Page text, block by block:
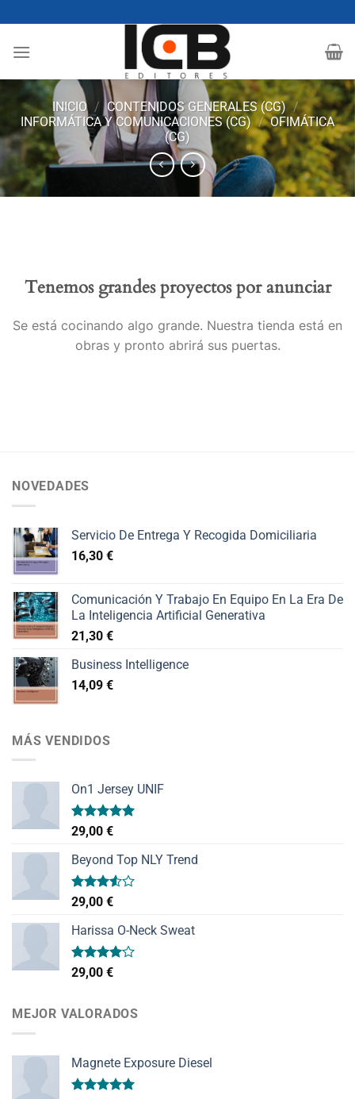
al
contenido
INICIO / CONTENIDOS GENERALES (CG) /
INFORMÁTICA Y COMUNICACIONES (CG) / OFIMÁTICA
(CG)
Tenemos grandes proyectos por anunciar
Se está cocinando algo grande. Nuestra tienda está en
obras y pronto abrirá sus puertas.
NOVEDADES
Servicio De Entrega Y Recogida Domiciliaria
16,30 €
Comunicación Y Trabajo En Equipo En La Era De
La Inteligencia Artificial Generativa
21,30 €
Business Intelligence
14,09 €
MÁS VENDIDOS
On1 Jersey UNIF
Valorado
con
de 5
29,00 €
Beyond Top NLY Trend
Valorado
con
3.50de
5
29,00 €
Harissa O-Neck Sweat
Valorado
con
29,00 €
MEJOR VALORADOS
Magnete Exposure Diesel